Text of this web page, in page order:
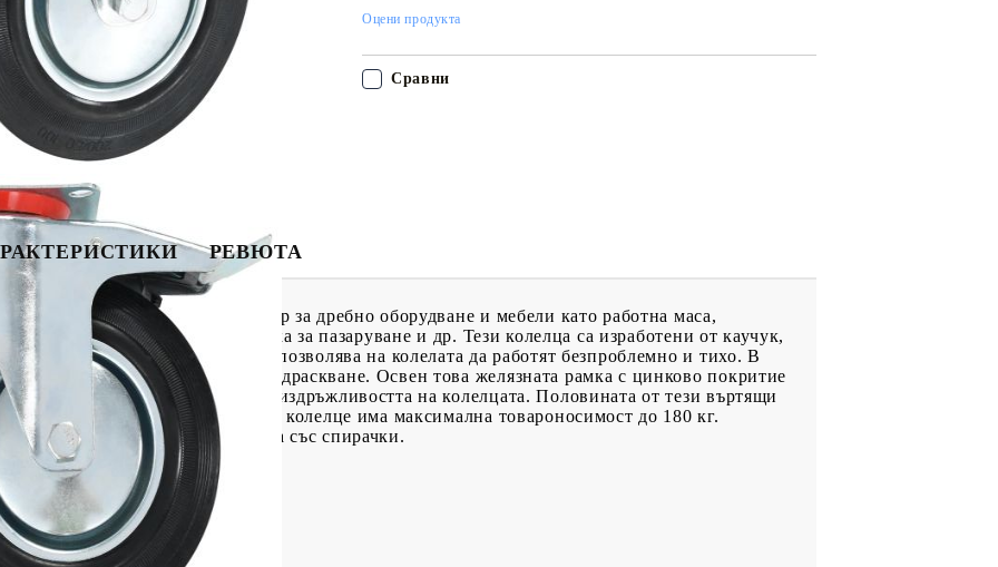
Оцени продукта
Сравни
РЕВЮТА
ще бъде идеалният аксесоар за дребно оборудване и мебели като работна маса,
растения, рафт за книги, количка за пазаруване и др. Тези колелца са изработени от каучук,
на удари и вибрации, което позволява на колелата да работят безпроблемно и тихо. В
предпазва пода от надраскване. Освен това желязната рамка с цинково покритие
начин допълва здравината и издръжливостта на колелцата. Половината от тези въртящи
за гъвкаво управление. Всяко колелце има максимална товароносимост до 180 кг.
и 16 въртящи се колелца със спирачки.
покритие